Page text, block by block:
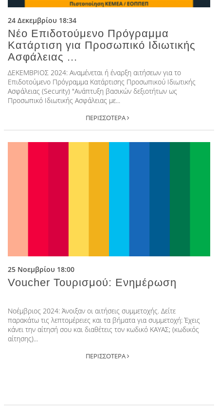
24 Δεκεμβρίου 18:34
Νέο Επιδοτούμενο Πρόγραμμα
Κατάρτιση για Προσωπικό Ιδιωτικής
Ασφάλειας ...
ΔΕΚΕΜΒΡΙΟΣ 2024: Αναμένεται ή έναρξη αιτήσεων για το
Επιδοτούμενο Πρόγραμμα Κατάρτισης Προσωπικού Ιδιωτικής
Ασφάλειας (Security) "Ανάπτυξη βασικών δεξιοτήτων ως
Προσωπικό Ιδιωτικής Ασφάλειας με...
ΠΕΡΙΣΣΟΤΕΡΑ
25 Νοεμβρίου 18:00
Voucher Τουρισμού: Ενημέρωση
Νοέμβριος 2024: Άνοιξαν οι αιτήσεις συμμετοχής. Δείτε
παρακάτω τις λεπτομέρειες και τα βήματα για συμμετοχή: Έχεις
κάνει την αίτησή σου και διαθέτεις τον κωδικό ΚΑΥΑΣ; (κωδικός
αίτησης)...
ΠΕΡΙΣΣΟΤΕΡΑ